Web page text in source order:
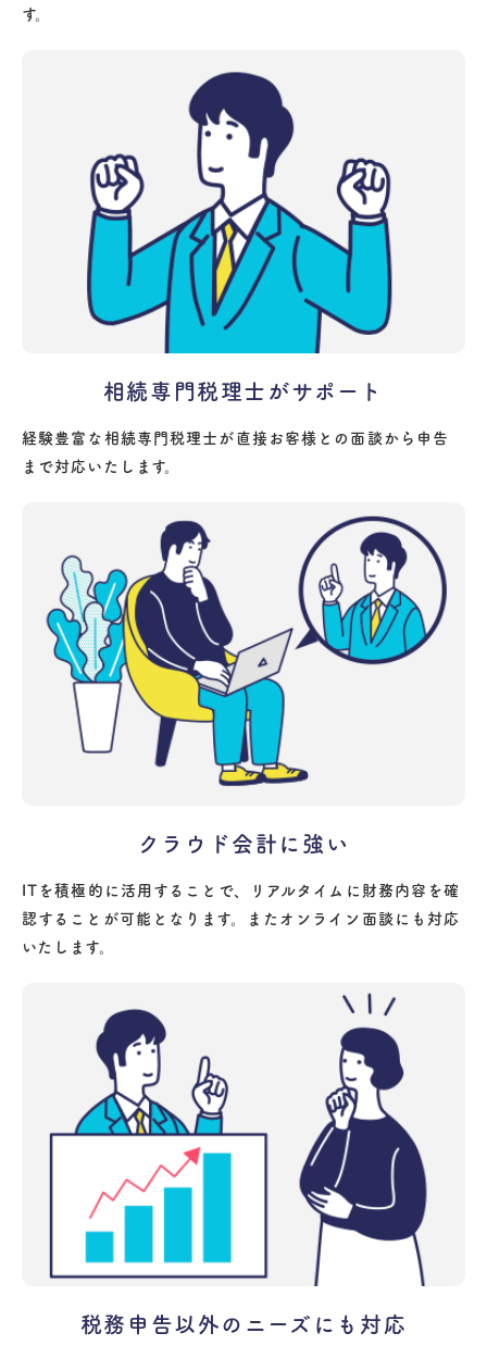
す。
相続専門税理士がサポート
経験豊富な相続専門税理士が直接お客様との面談から申告
まで対応いたします。
クラウド会計に強い
ITを積極的に活用することで、リアルタイムに財務内容を確
認することが可能となります。またオンライン面談にも対応
いたします。
税務申告以外のニーズにも対応